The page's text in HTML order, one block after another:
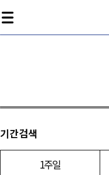
기간검색
1주일